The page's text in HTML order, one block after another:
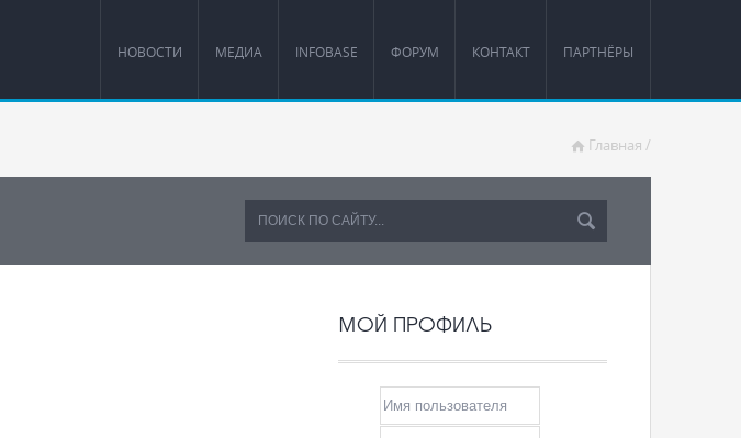
НОВОСТИ МЕДИА INFOBASE ФОРУМ КОНТАКТ ПАРТНЁРЫ
Главная /
МОЙ ПРОФИЛЬ